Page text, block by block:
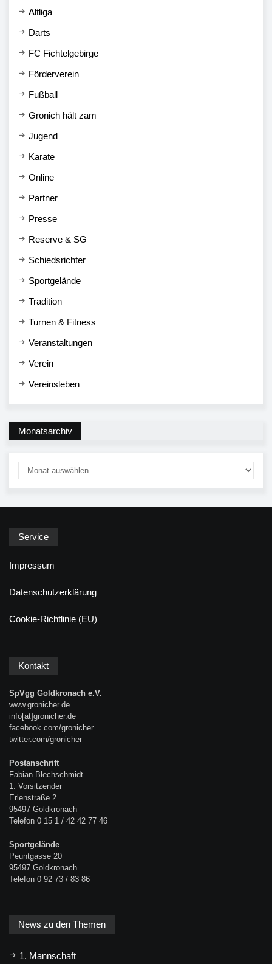
Altliga
Darts
FC Fichtelgebirge
Förderverein
Fußball
Gronich hält zam
Jugend
Karate
Online
Partner
Presse
Reserve & SG
Schiedsrichter
Sportgelände
Tradition
Turnen & Fitness
Veranstaltungen
Verein
Vereinsleben
Monatsarchiv
Service
Impressum
Datenschutzerklärung
Cookie-Richtlinie (EU)
Kontakt
SpVgg Goldkronach e.V.
www.gronicher.de
info[at]gronicher.de
facebook.com/gronicher
twitter.com/gronicher
Postanschrift
Fabian Blechschmidt
1. Vorsitzender
Erlenstraße 2
95497 Goldkronach
Telefon 0 15 1 / 42 42 77 46
Sportgelände
Peuntgasse 20
95497 Goldkronach
Telefon 0 92 73 / 83 86
News zu den Themen
1. Mannschaft